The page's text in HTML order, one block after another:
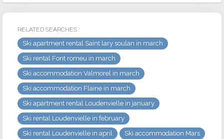
RELATED SEARCHES :
Ski apartment rental Saint lary soulan in march
Ski rental Font romeu in march
Ski accommodation Valmorel in march
Ski accommodation Flaine in march
Ski apartment rental Loudenvielle in january
Ski rental Loudenvielle in february
Ski rental Loudenvielle in april
Ski accommodation Mars